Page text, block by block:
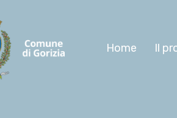
Home Il